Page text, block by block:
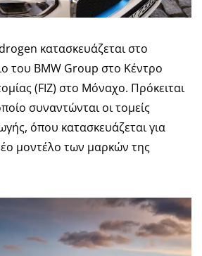
κατασκευάζεται στο
του BMW Group στο Κέντρο
(FIZ) στο Μόναχο. Πρόκειται
συναντώνται οι τομείς
όπου κατασκευάζεται για
μοντέλο των μαρκών της